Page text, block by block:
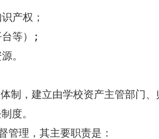
产权；
等）
;
源。
制，建立由学校资产主管部门、
度。
管理，其主要职责是：